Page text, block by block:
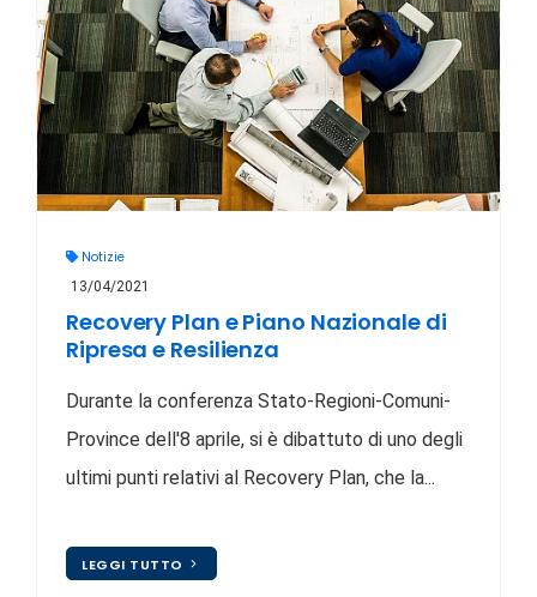
Notizie
13/04/2021
Recovery Plan e Piano Nazionale di
Ripresa e Resilienza
Durante la conferenza Stato-Regioni-Comuni-
Province dell'8 aprile, si è dibattuto di uno degli
ultimi punti relativi al Recovery Plan, che la...
LEGGI TUTTO